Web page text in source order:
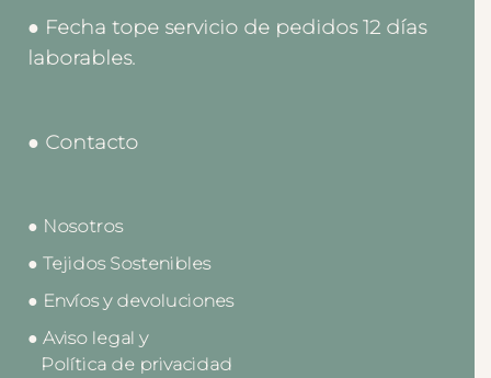
● Fecha tope servicio de pedidos 12 días
laborables.
● Contacto
● Nosotros
● Tejidos Sostenibles
● Envíos y devoluciones
● Aviso legal y
Política de privacidad